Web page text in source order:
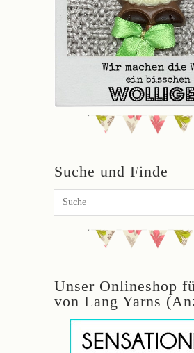
Suche und Finde
Unser Onlineshop
von Lang Yarns